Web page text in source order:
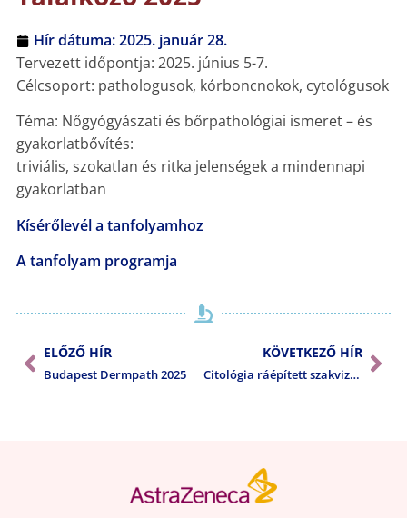
Hír dátuma:2025. január 28.
Tervezett időpontja: 2025. június 5-7.
Célcsoport: pathologusok, kórboncnokok, cytológusok
Téma: Nőgyógyászati és bőrpathológiai ismeret – és
gyakorlatbővítés:
triviális, szokatlan és ritka jelenségek a mindennapi
gyakorlatban
Kísérőlevél a tanfolyamhoz
A tanfolyam programja
ELŐZŐ HÍR
Budapest Dermpath 2025
KÖVETKEZŐ HÍR
Citológia ráépített szakvizsga előkészítő tanfolyam